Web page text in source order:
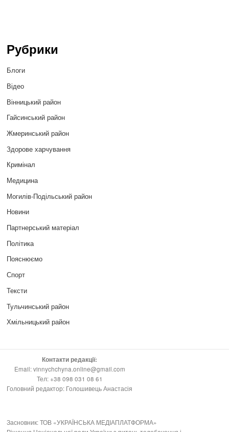
Рубрики
Блоги
Відео
Вінницький район
Гайсинський район
Жмеринський район
Здорове харчування
Кримінал
Медицина
Могилів-Подільський район
Новини
Партнерський матеріал
Політика
Пояснюємо
Спорт
Тексти
Тульчинський район
Хмільницький район
Контакти редакції:
Email: vinnychchyna.online@gmail.com
Тел: +38 098 031 08 61
Головний редактор: Голошивець Анастасія
Засновник: ТОВ «УКРАЇНСЬКА МЕДІАПЛАТФОРМА»